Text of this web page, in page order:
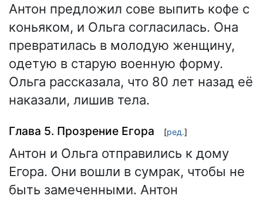
Антон предложил сове выпить кофе с
коньяком, и Ольга согласилась. Она
превратилась в молодую женщину,
одетую в старую военную форму.
Ольга рассказала, что 80 лет назад её
наказали, лишив тела.
Глава 5. Прозрение Егора [ред.]
Антон и Ольга отправились к дому
Егора. Они вошли в сумрак, чтобы не
быть замеченными. Антон